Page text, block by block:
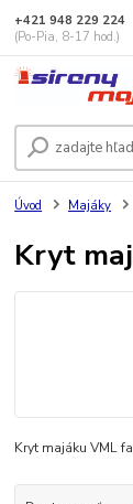
+421 948 229 224
(Po-Pia, 8-17 hod.)
Úvod Majáky
Kryt
Kryt majáku VML